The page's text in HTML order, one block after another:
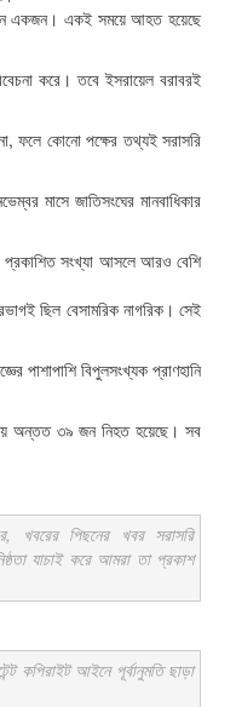
একজন। একই সময়ে আহত হয়েছে
করে। তবে ইসরায়েল বরাবরই
না, ফলে কোনো পক্ষের তথ্যই সরাসরি
মাসে জাতিসংঘের মানবাধিকার
প্রকাশিত সংখ্যা আসলে আরও বেশি
ছিল বেসামরিক নাগরিক। সেই
পাশাপাশি বিপুলসংখ্যক প্রাণহানি
অন্তত ৩৯ জন নিহত হয়েছে। সব
খবরের পিছনের খবর সরাসরি
যাচাই করে আমরা তা প্রকাশ
আইনে পূর্বানুমতি ছাড়া